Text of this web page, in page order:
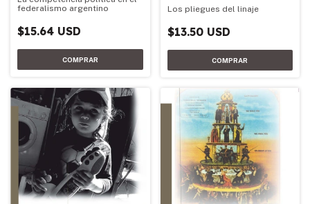
federalismo argentino
$15.64 USD
Los pliegues del linaje
$13.50 USD